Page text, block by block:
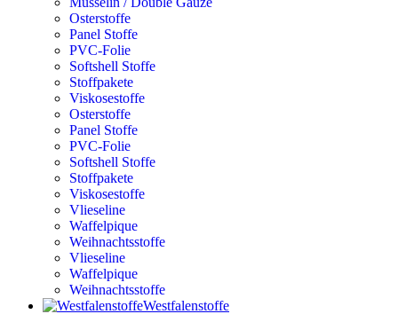
Osterstoffe
Panel Stoffe
PVC-Folie
Softshell Stoffe
Stoffpakete
Viskosestoffe
Osterstoffe
Panel Stoffe
PVC-Folie
Softshell Stoffe
Stoffpakete
Viskosestoffe
Vlieseline
Waffelpique
Weihnachtsstoffe
Vlieseline
Waffelpique
Weihnachtsstoffe
Westfalenstoffe